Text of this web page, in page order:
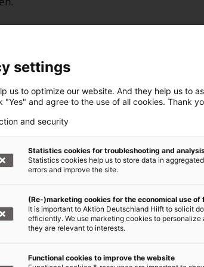
bei
Erkrankung an COVID-19 oft sehr
wie einer eingeschränkten Herz-
Immunsystem oder
Fällen ein erhöhtes Risiko für
hinaus ist es für Menschen mit
Beeinträchtigung oder einer
Informationen zum Thema
settings
us to optimize our website. And they help us to
"Yes" and agree to the use of all cookies. Thank
and security
Statistics cookies for troubleshooting and
Statistics cookies help us to store data in
errors and improve the site.
(Re-)marketing cookies for the economical use of
It is important to Aktion Deutschland Hilft to solicit
efficiently. We use marketing cookies to personalize
they are relevant to interests.
Functional cookies to improve the website